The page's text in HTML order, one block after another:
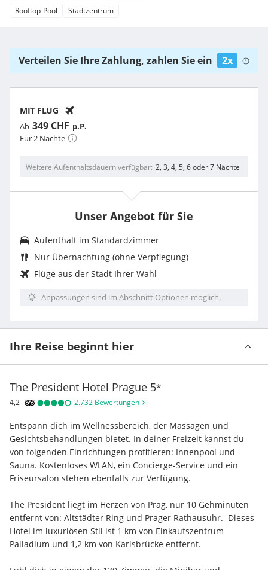
Rooftop-Pool
Stadtzentrum
Verteilen Sie Ihre Zahlung, zahlen Sie ein 2x
MIT FLUG
Ab 349 CHF p.P.
Für 2 Nächte
Weitere Aufenthaltsdauern verfügbar 2, 3, 4, 5, 6 oder 7 Nächte
Unser Angebot für Sie
Aufenthalt im Standardzimmer
Nur Übernachtung (ohne Verpflegung)
Flüge aus der Stadt Ihrer Wahl
Anpassungen sind im Abschnitt Optionen möglich.
Ihre Reise beginnt hier
The President Hotel Prague 5*
4,2 2.732 Bewertungen
Entspann dich im Wellnessbereich, der Massagen und
Gesichtsbehandlungen bietet. In deiner Freizeit kannst du
von folgenden Einrichtungen profitieren: Innenpool und
Sauna. Kostenloses WLAN, ein Concierge-Service und ein
Friseursalon stehen ebenfalls zur Verfügung.
The President liegt im Herzen von Prag, nur 10 Gehminuten
entfernt von: Altstädter Ring und Prager Rathausuhr.  Dieses
Hotel im luxuriösen Stil ist 1 km von Einkaufszentrum
Palladium und 1,2 km von Karlsbrücke entfernt.